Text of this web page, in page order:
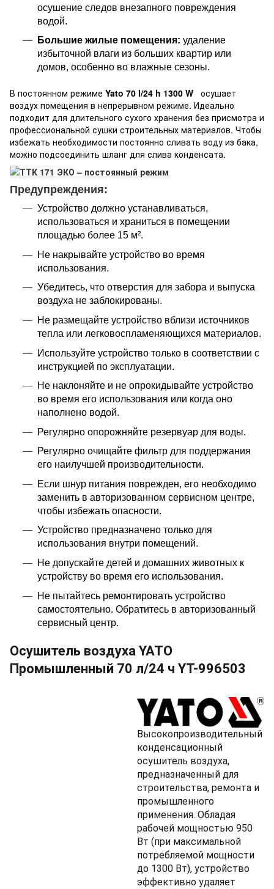
осушение следов внезапного повреждения
водой.
Большие жилые помещения: удаление
избыточной влаги из больших квартир или
домов, особенно во влажные сезоны.
В постоянном режиме Yato 70 l/24 h 1300 W осушает
воздух помещения в непрерывном режиме. Идеально
подходит для длительного сухого хранения без присмотра и
профессиональной сушки строительных материалов. Чтобы
избежать необходимости постоянно сливать воду из бака,
можно подсоединить шланг для слива конденсата.
Предупреждения:
Устройство должно устанавливаться,
использоваться и храниться в помещении
площадью более 15 м².
Не накрывайте устройство во время
использования.
Убедитесь, что отверстия для забора и выпуска
воздуха не заблокированы.
Не размещайте устройство вблизи источников
тепла или легковоспламеняющихся материалов.
Используйте устройство только в соответствии с
инструкцией по эксплуатации.
Не наклоняйте и не опрокидывайте устройство
во время его использования или когда оно
наполнено водой.
Регулярно опорожняйте резервуар для воды.
Регулярно очищайте фильтр для поддержания
его наилучшей производительности.
Если шнур питания поврежден, его необходимо
заменить в авторизованном сервисном центре,
чтобы избежать опасности.
Устройство предназначено только для
использования внутри помещений.
Не допускайте детей и домашних животных к
устройству во время его использования.
Не пытайтесь ремонтировать устройство
самостоятельно. Обратитесь в авторизованный
сервисный центр.
Осушитель воздуха YATO
Промышленный 70 л/24 ч YT-996503
Высокопроизводительный
конденсационный
осушитель воздуха,
предназначенный для
строительства, ремонта и
промышленного
применения. Обладая
рабочей мощностью 950
Вт (при максимальной
потребляемой мощности
до 1300 Вт), устройство
эффективно удаляет